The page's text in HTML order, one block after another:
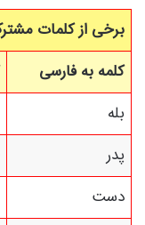
برخی از کلمات
کلمه به فارسی
بله
پدر
دست